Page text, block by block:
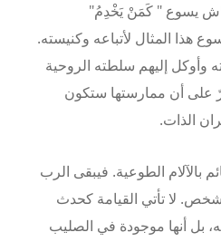
يسوع " كَمَنْ يَخْدِمُ"
هذا المثال لأتباعه وكنيسته.
وأوكل إليهم سلطته الروحية
على أن ممارستها ستكون
الذات.
بالآلام الطوعية. فيبقى الرب
لا تأتي القيامة كحدث
بل أنها موجودة في الصليب